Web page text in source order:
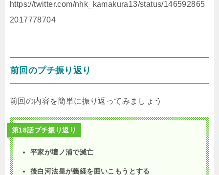
https://twitter.com/nhk_kamakura13/status/146592865
2017778704
前回のプチ振り返り
前回の内容を簡単に振り返ってみましょう
第18話プチ振り返り
平家が壇ノ浦で滅亡
後白河法皇が義経を囲いこもうとする